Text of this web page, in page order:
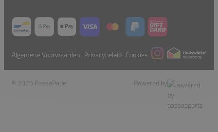
Algemene Voorwaarden Privacybeleid Cookies
© 2026 PassaPadel Powered by